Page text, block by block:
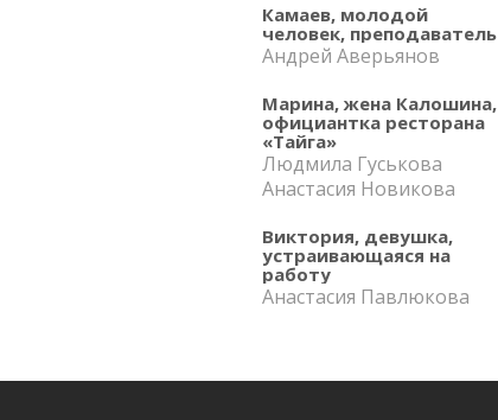
Камаев, молодой
человек, преподаватель
Андрей Аверьянов
Марина, жена Калошина,
официантка ресторана
«Тайга»
Людмила Гуськова
Анастасия Новикова
Виктория, девушка,
устраивающаяся на
работу
Анастасия Павлюкова